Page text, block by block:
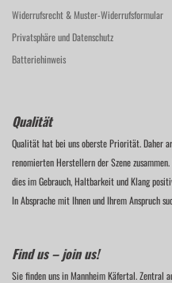
Widerrufsrecht & Muster-Widerrufsformular
Privatsphäre und Datenschutz
Batteriehinweis
Qualität
Qualität hat bei uns oberste Priorität. Daher
renomierten Herstellern der Szene
dies im Gebrauch, Haltbarkeit und Klang
In Absprache mit Ihnen und Ihrem Anspruch
Find us – join us!
Sie finden uns in Mannheim Käfertal. Zentral